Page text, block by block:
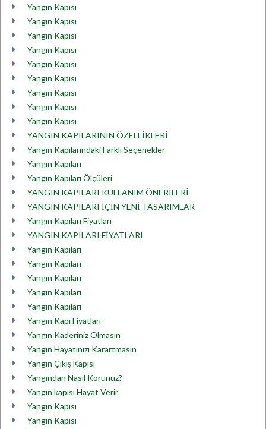
Yangın Kapısı
Yangın Kapısı
Yangın Kapısı
Yangın Kapısı
Yangın Kapısı
Yangın Kapısı
Yangın Kapısı
Yangın Kapısı
Yangın Kapısı
YANGIN KAPILARININ ÖZELLİKLERİ
Yangın Kapılarındaki Farklı Seçenekler
Yangın Kapıları
Yangın Kapıları Ölçüleri
YANGIN KAPILARI KULLANIM ÖNERİLERİ
YANGIN KAPILARI İÇİN YENİ TASARIMLAR
Yangın Kapıları Fiyatları
YANGIN KAPILARI FİYATLARI
Yangın Kapıları
Yangın Kapıları
Yangın Kapıları
Yangın Kapıları
Yangın Kapıları
Yangın Kapı Fiyatları
Yangın Kaderiniz Olmasın
Yangın Hayatınızı Karartmasın
Yangın Çıkış Kapısı
Yangından Nasıl Korunuz?
Yangın kapısı Hayat Verir
Yangın Kapısı
Yangın Kapısı